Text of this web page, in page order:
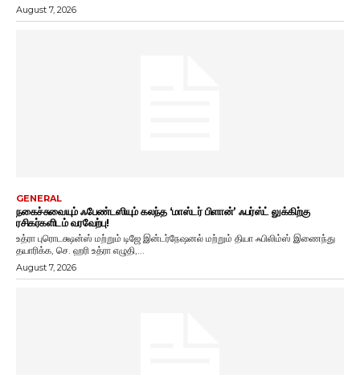
August 7, 2026
GENERAL
நகைச்சுவையும் ஃபேண்டஸியும் கலந்த ‘மாஸ்டர் பிளான்’ ஃபர்ஸ்ட் லுக்கிற்கு
ரசிகர்களிடம் வரவேற்பு!
உத்ரா புரொடக்ஷன்ஸ் மற்றும் டிஜே இன்டர்நேஷனல் மற்றும் தியா ஃபிலிம்ஸ் இணைந்து
தயாரிக்க, செ. ஹரி உத்ரா எழுதி,...
August 7, 2026